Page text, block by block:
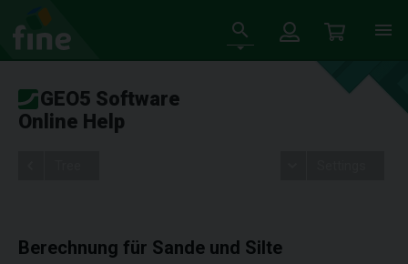
GEO5 Software
Online Help
Berechnung für Sande und Silte